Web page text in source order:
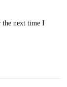
the next time I